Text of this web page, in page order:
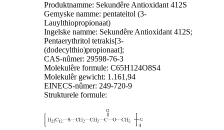
Produktnamme: Sekundêre Antioxidant 412S
Gemyske namme: pentateitol (3-
Lauylthiopropionaat)
Ingelske namme: Sekundêre Antioxidant 412S;
Pentaerythritol tetrakis[3-
(dodecylthio)propionaat];
CAS-nûmer: 29598-76-3
Molekulêre formule: C65H124O8S4
Molekulêr gewicht: 1.161,94
EINECS-nûmer: 249-720-9
Strukturele formule: